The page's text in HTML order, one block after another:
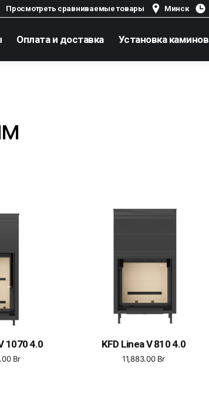
Просмотреть сравниваемые товары Минск
Оплата и доставка Установка каминов
1070 4.0
Br
KFD Linea V 810 4.0
11,883.00 Br